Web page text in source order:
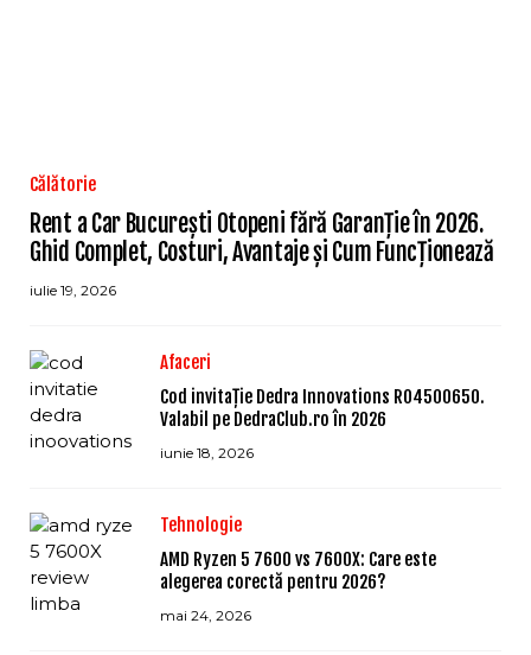
Călătorie
Rent a Car București Otopeni fără Garanție în 2026.
Ghid Complet, Costuri, Avantaje și Cum Funcționează
iulie 19, 2026
Afaceri
Cod invitație Dedra Innovations RO4500650.
Valabil pe DedraClub.ro în 2026
iunie 18, 2026
Tehnologie
AMD Ryzen 5 7600 vs 7600X: Care este
alegerea corectă pentru 2026?
mai 24, 2026